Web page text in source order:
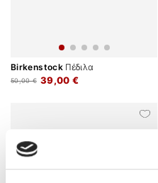
BirkenstockΠέδιλα
39,00 €
50,00 €